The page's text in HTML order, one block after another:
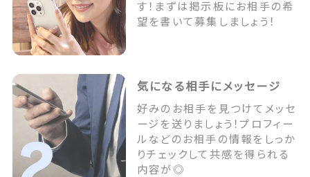
す！まずは掲示板にお相手の希
望を書いて募集しましょう！
気になる相手にメッセージ
好みのお相手を見つけてメッセ
ージを送りましょう！プロフィー
ルなどのお相手の情報をしっか
りチェックして共感を得られる
内容が◎